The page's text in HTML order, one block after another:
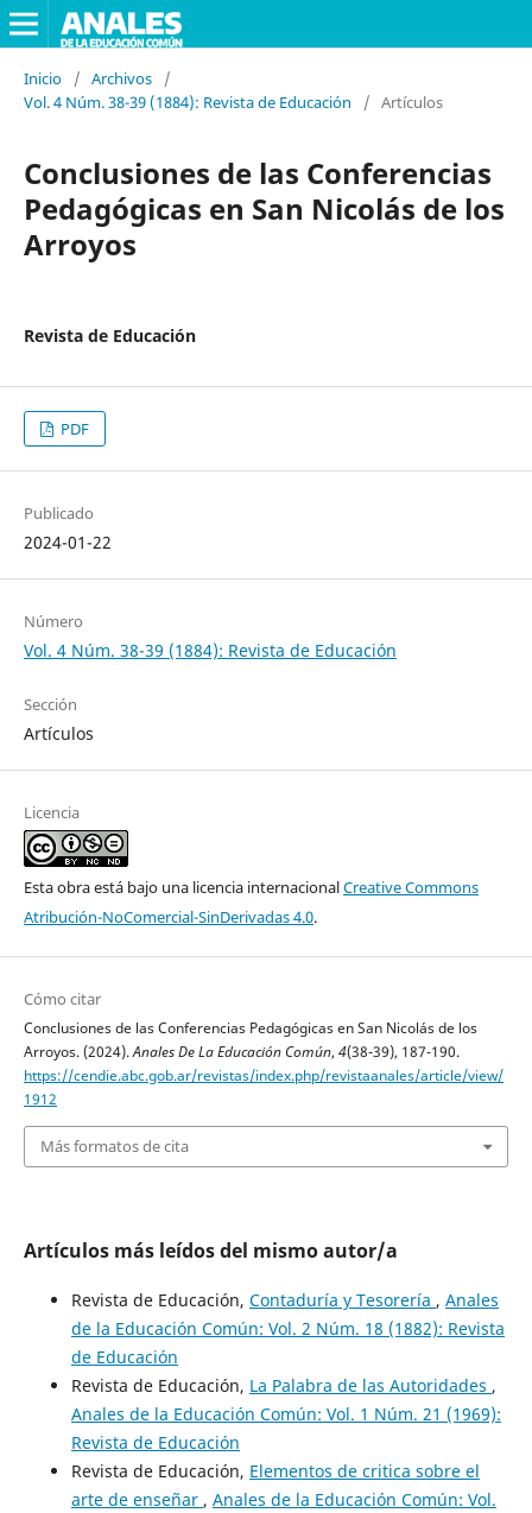
Inicio / Archivos
/
Vol. 4 Núm. 38-39 (1884): Revista de Educación
/ Artículos
Conclusiones de las Conferencias
Pedagógicas en San Nicolás de los
Arroyos
Revista de Educación
PDF
Publicado
2024-01-22
Número
Vol. 4 Núm. 38-39 (1884): Revista de Educación
Sección
Artículos
Licencia
Esta obra está bajo una licencia internacionalCreative Commons
Atribución-NoComercial-SinDerivadas 4.0.
Cómo citar
Conclusiones de las Conferencias Pedagógicas en San Nicolás de los
Arroyos. (2024).Anales De La Educación Común, 4(38-39), 187-190.
https://cendie.abc.gob.ar/revistas/index.php/revistaanales/article/view/
1912
Más formatos de cita
Artículos más leídos del mismo autor/a
Revista de Educación, Contaduría y Tesorería , Anales
de la Educación Común: Vol. 2 Núm. 18 (1882): Revista
de Educación
Revista de Educación, La Palabra de las Autoridades ,
Anales de la Educación Común: Vol. 1 Núm. 21 (1969):
Revista de Educación
Revista de Educación, Elementos de critica sobre el
arte de enseñar , Anales de la Educación Común: Vol.